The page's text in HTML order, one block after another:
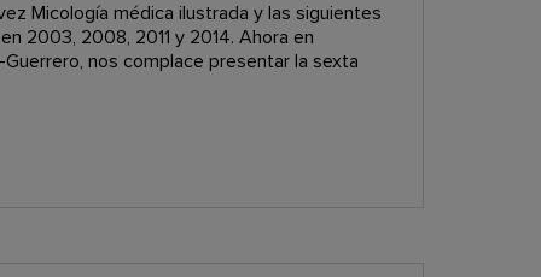
Micología médica ilustrada y las siguientes
2003, 2008, 2011 y 2014. Ahora en
nos complace presentar la sexta